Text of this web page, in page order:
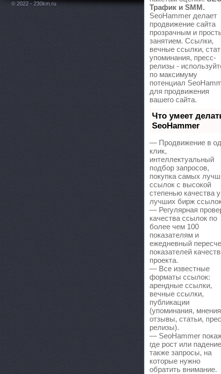
Трафик и SMM.
SeoHammer делает
продвижение сайта
прозрачным и
занятием. Ссылки,
вечные ссылки,
упоминания, пресс-
релизы -
по максимуму
потенциал
для продвижения
вашего сайта.
Что умеет
SeoHammer
— Продвижение в
клик,
интеллектуальный
подбор запросов,
покупка самых
ссылок с высокой
степенью качества у
лучших бирж
— Регулярная
качества ссылок по
более чем 100
показателям и
ежедневный
показателей
проекта.
— Все известные
форматы ссылок:
арендные ссылки,
вечные ссылки,
публикации
(упоминания,
отзывы, статьи,
релизы).
— SeoHammer
где рост или
также запросы, на
которые нужно
обратить внимание.
© 2022 - 230km.ru